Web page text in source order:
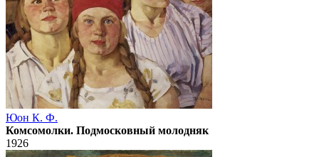
Юон К. Ф.
Комсомолки. Подмосковный молодняк
1926